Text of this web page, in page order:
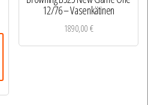
12/76 – Vasenkätinen
1890,00€